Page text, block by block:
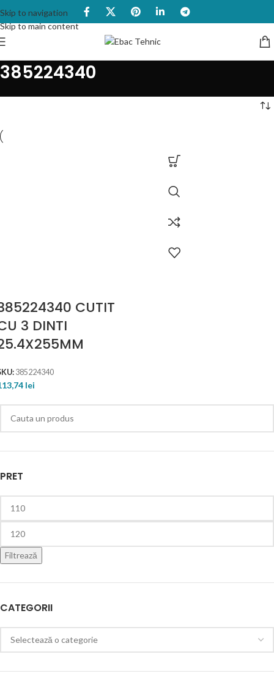
Skip to navigation
Skip to main content
385224340
PRET
Filtrează
CATEGORII
CUTIT
3 DINTI
385224340
lei